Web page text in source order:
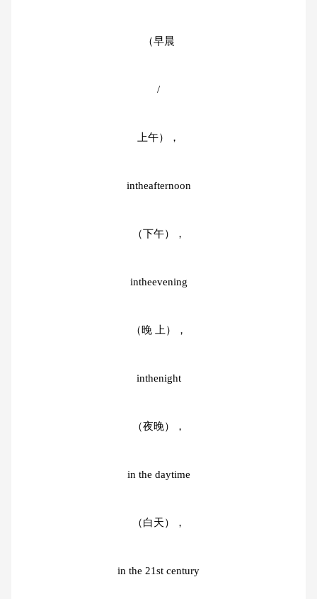
（早晨
/
上午），
intheafternoon
（下午），
intheevening
（晚 上），
inthenight
（夜晚），
in the daytime
（白天），
in the 21st century